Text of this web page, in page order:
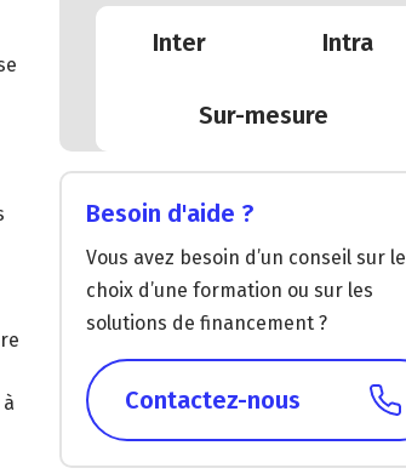
Inter Intra
Sur-mesure
Besoin d'aide ?
Vous avez besoin d’un conseil sur le
choix d’une formation ou sur les
solutions de financement ?
Contactez-nous